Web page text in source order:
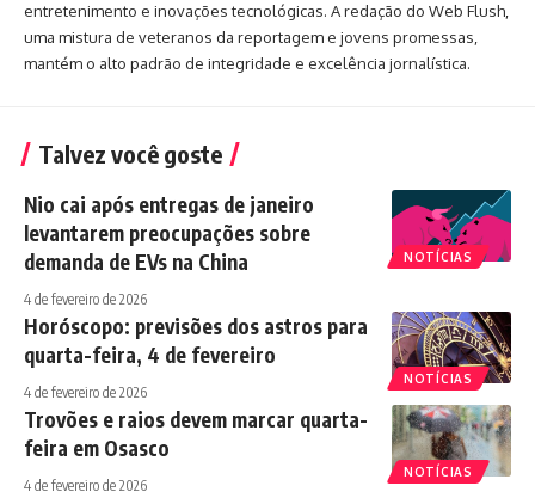
entretenimento e inovações tecnológicas. A redação do Web Flush,
uma mistura de veteranos da reportagem e jovens promessas,
mantém o alto padrão de integridade e excelência jornalística.
Talvez você goste
NOTÍCIAS
Nio cai após entregas de janeiro
levantarem preocupações sobre
demanda de EVs na China
4 de fevereiro de 2026
NOTÍCIAS
Horóscopo: previsões dos astros para
quarta-feira, 4 de fevereiro
4 de fevereiro de 2026
NOTÍCIAS
Trovões e raios devem marcar quarta-
feira em Osasco
4 de fevereiro de 2026